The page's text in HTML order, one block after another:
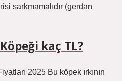
sarkmamalıdır (gerdan
kaç TL?
2025 Bu köpek ırkının